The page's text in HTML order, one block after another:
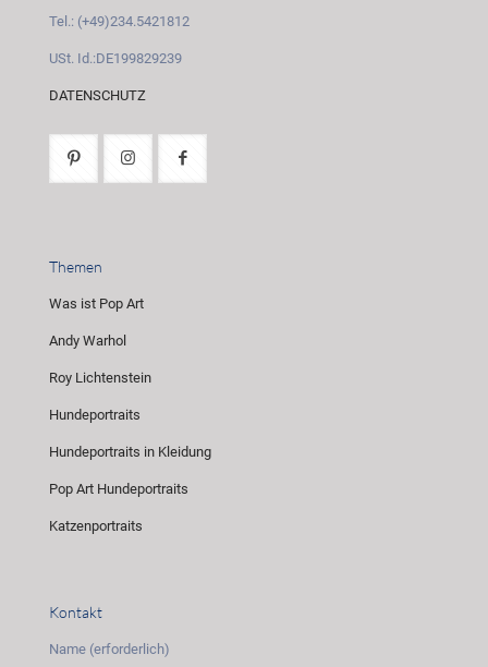
Tel.: (+49)234.5421812
USt. Id.:DE199829239
DATENSCHUTZ
Themen
Was ist Pop Art
Andy Warhol
Roy Lichtenstein
Hundeportraits
Hundeportraits in Kleidung
Pop Art Hundeportraits
Katzenportraits
Kontakt
Name (erforderlich)